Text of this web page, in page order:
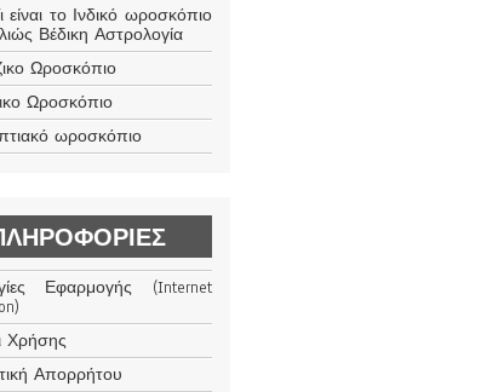
είναι το Ινδικό ωροσκόπιο
Βέδικη Αστρολογία
Ωροσκόπιο
Ωροσκόπιο
ωροσκόπιο
Εφαρμογής (Internet
Χρήσης
Απορρήτου